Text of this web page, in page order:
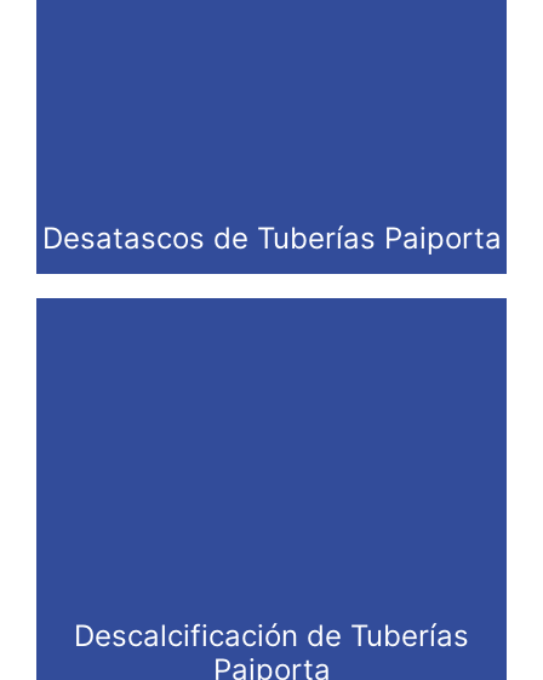
Desatascos de Tuberías Paiporta
Descalcificación de Tuberías
Paiporta